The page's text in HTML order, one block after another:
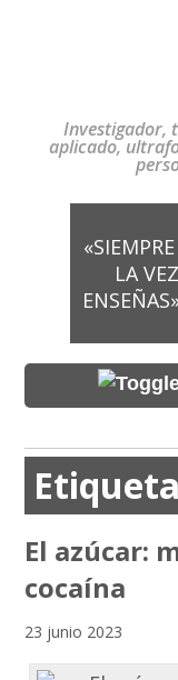
Investigador,
aplicado,
LA
El azúcar:
cocaína
23 junio 2023